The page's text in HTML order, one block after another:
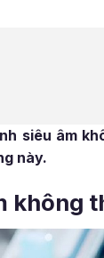
siêu âm
này.
không